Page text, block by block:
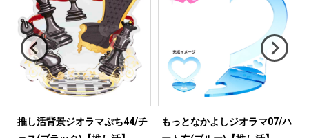
推し活背景ジオラマぷち44/チ
もっとなかよしジオラマ07/ハ